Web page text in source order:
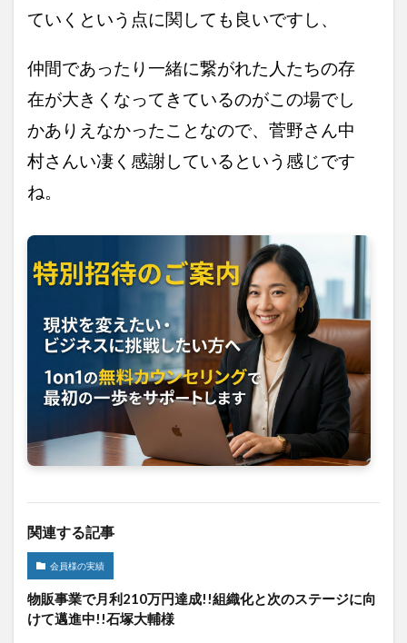
ていくという点に関しても良いですし、
仲間であったり一緒に繋がれた人たちの存
在が大きくなってきているのがこの場でし
かありえなかったことなので、菅野さん中
村さんい凄く感謝しているという感じです
ね。
関連する記事
会員様の実績
物販事業で月利210万円達成!!組織化と次のステージに向
けて邁進中!!石塚大輔様